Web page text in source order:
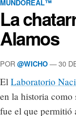
MUNDOREAL™
La
Alamos
POR @WICHO — 30
El Laboratorio
en la historia como
fue el que permitió